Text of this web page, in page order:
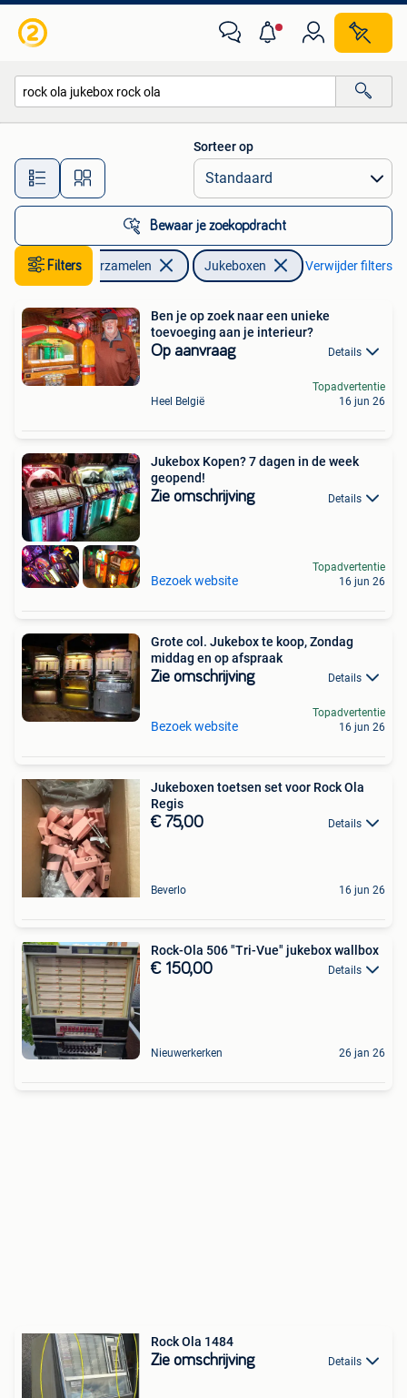
Alle afstanden…
Sorteer op
Bewaar je zoekopdracht
Filters Verzamelen Jukeboxen Verwijder filters
Ben je op zoek naar een unieke
toevoeging aan je interieur?
Op aanvraag Details
Heel België
Topadvertentie
16 jun 26
Jukebox Kopen? 7 dagen in de week
geopend!
Zie omschrijving Details
Bezoek website
Topadvertentie
16 jun 26
Grote col. Jukebox te koop, Zondag
middag en op afspraak
Zie omschrijving Details
Bezoek website
Topadvertentie
16 jun 26
Jukeboxen toetsen set voor Rock Ola
Regis
€ 75,00 Details
Beverlo 16 jun 26
Rock-Ola 506 "Tri-Vue" jukebox wallbox
€ 150,00 Details
Nieuwerkerken 26 jan 26
Rock Ola 1484
Zie omschrijving Details